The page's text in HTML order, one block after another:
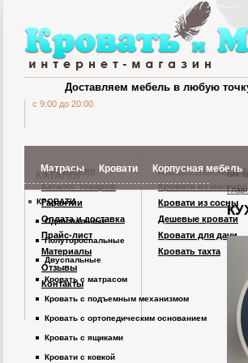
c 9:00 до 20:00
Доставляем мебель в любую
Матрасы Кровати Корпусная мебель
Шкафы Кардинал
Шкафы из дерева
Комоды
Вы
КАТАЛОГ
КРОВАТИ
Односпальные
Полутороспальные
Двуспальные
Кровать с матрасом
Кровать с подъемным механизмом
Кровать с ортопедическим основанием
Кровать с ящиками
Кровати с ковкой
О компании
Каталог товаров
Гарантии
Оплата и доставка
Прайс-лист
Материалы
Отзывы
Контакты
Деревянные
Кровати из массива
Кровати из сосны
Дешевые кровати
Кровати для дачи
Кровать тахта